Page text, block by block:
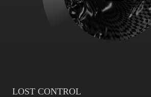
LOST CONTROL